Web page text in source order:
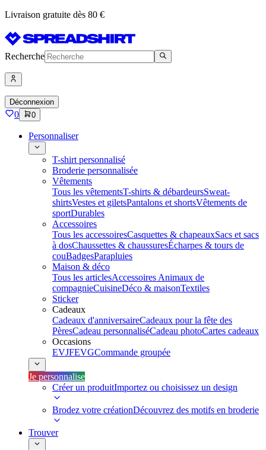
Livraison gratuite dès 80 €
Recherche
Déconnexion
0 0
Personnaliser
T-shirt personnalisé
Broderie personnalisée
Vêtements
Tous les vêtementsT-shirts & débardeursSweat-
shirtsVestes et giletsPantalons et shortsVêtements de
sportDurables
Accessoires
Tous les accessoiresCasquettes & chapeauxSacs et sacs
à dosChaussettes & chaussuresÉcharpes & tours de
couBadgesParapluies
Maison & déco
Tous les articlesAccessoires Animaux de
compagnieCuisineDéco & maisonTextiles
Sticker
Cadeaux
Cadeaux d'anniversaireCadeaux pour la fête des
PèresCadeau personnaliséCadeau photoCartes cadeaux
Occasions
EVJFEVGCommande groupée
Je personnalise
Créer un produitImportez ou choisissez un design
Brodez votre créationDécouvrez des motifs en broderie
Trouver